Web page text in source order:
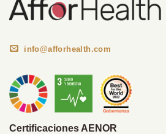
info@afforhealth.com
Certificaciones AENOR